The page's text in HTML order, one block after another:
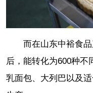
而在山东中裕食
后，能转化为600种不
乳面包、大列巴以及